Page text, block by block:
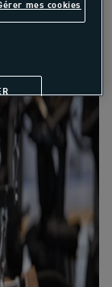
mes cookies